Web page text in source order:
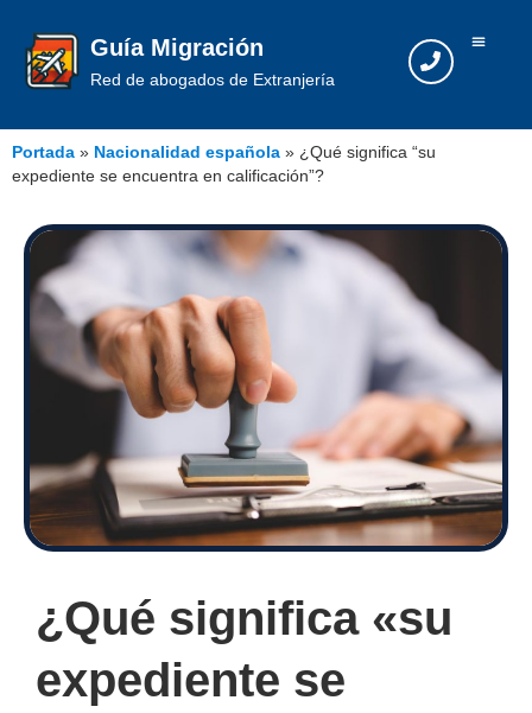
Guía Migración
Red de abogados de Extranjería
Portada » Nacionalidad española » ¿Qué significa “su
expediente se encuentra en calificación”?
¿Qué significa «su
expediente se